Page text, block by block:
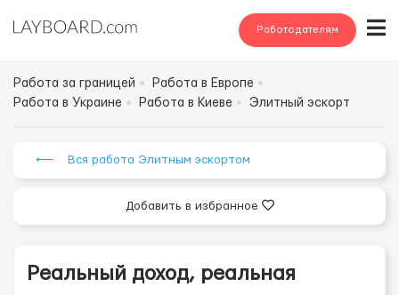
Работодателям
Работа за границей
Работа в Европе
Работа в Украине
Работа в Киеве Элитный эскорт
⟵ Вся работа Элитным эскортом
Добавить в избранное
Реальный доход, реальная